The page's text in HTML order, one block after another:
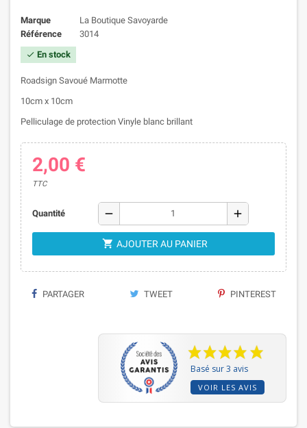
Marque
La Boutique Savoyarde
Référence
3014
 En stock
Roadsign Savoué Marmotte
10cm x 10cm
Pelliculage de protection Vinyle blanc brillant
2,00 €
TTC
Quantité remove add
 AJOUTER AU PANIER
PARTAGER TWEET PINTEREST
Basé sur 3 avis
VOIR LES AVIS